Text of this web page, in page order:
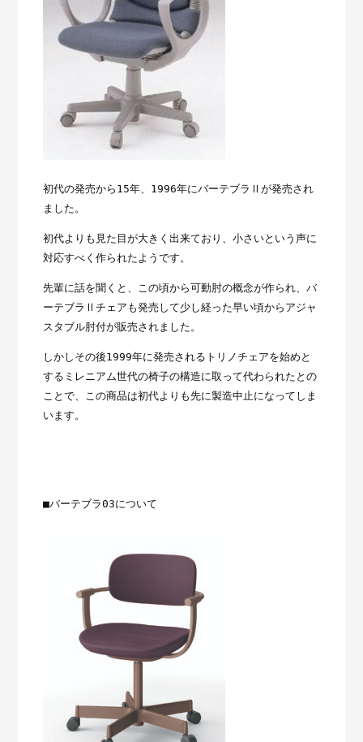
初代の発売から15年、1996年にバーテブラⅡが発売され
ました。
初代よりも見た目が大きく出来ており、小さいという声に
対応すべく作られたようです。
先輩に話を聞くと、この頃から可動肘の概念が作られ、バ
ーテブラⅡチェアも発売して少し経った早い頃からアジャ
スタブル肘付が販売されました。
しかしその後1999年に発売されるトリノチェアを始めと
するミレニアム世代の椅子の構造に取って代わられたとの
ことで、この商品は初代よりも先に製造中止になってしま
います。
■バーテブラ03について